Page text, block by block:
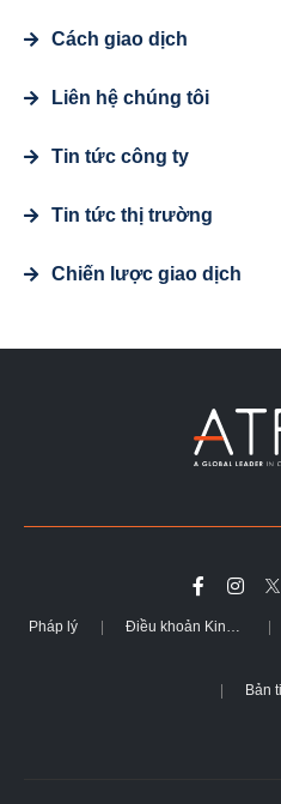
Cách giao dịch
Liên hệ chúng tôi
Tin tức công ty
Tin tức thị trường
Chiến lược giao dịch
Pháp lý Điều khoản Kinh doanh
Bản